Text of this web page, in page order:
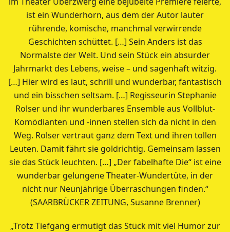
ist ein Wunderhorn, aus dem der Autor lauter
rührende, komische, manchmal verwirrende
Geschichten schüttet. […] Sein Anders ist das
Normalste der Welt. Und sein Stück ein absurder
Jahrmarkt des Lebens, weise – und sagenhaft witzig.
[…] Hier wird es laut, schrill und wunderbar, fantastisch
und ein bisschen seltsam. […] Regisseurin Stephanie
Rolser und ihr wunderbares Ensemble aus Vollblut-
Komödianten und -innen stellen sich da nicht in den
Weg. Rolser vertraut ganz dem Text und ihren tollen
Leuten. Damit fährt sie goldrichtig. Gemeinsam lassen
sie das Stück leuchten. […] „Der fabelhafte Die“ ist eine
wunderbar gelungene Theater-Wundertüte, in der
nicht nur Neunjährige Überraschungen finden.“
(SAARBRÜCKER ZEITUNG, Susanne Brenner)
„Trotz Tiefgang ermutigt das Stück mit viel Humor zur